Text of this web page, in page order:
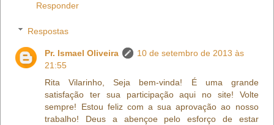
Responder
Respostas
Pr. Ismael Oliveira
10 de setembro de 2013 às
21:55
Rita Vilarinho, Seja bem-vinda! É uma grande
satisfação ter sua participação aqui no site! Volte
sempre! Estou feliz com a sua aprovação ao nosso
trabalho! Deus a abençoe pelo esforço de estar